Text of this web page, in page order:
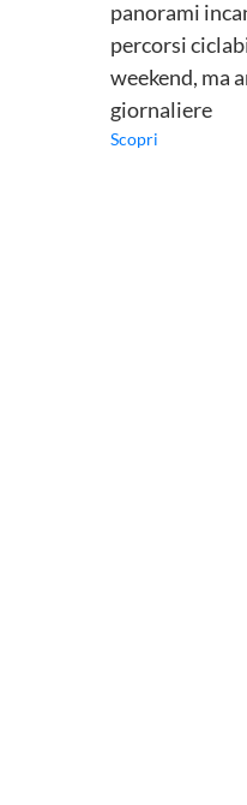
panorami
percorsi
weekend, ma
giornaliere
Scopri